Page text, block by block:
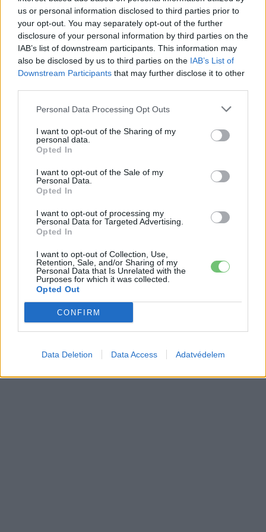
us or personal information disclosed to third parties prior to
your opt-out. You may separately opt-out of the further
disclosure of your personal information by third parties on the
IAB’s list of downstream participants. This information may
also be disclosed by us to third parties on the IAB’s List of
Downstream Participants that may further disclose it to other
Personal Data Processing Opt Outs
I want to opt-out of the Sharing of my
personal data.
Opted In
I want to opt-out of the Sale of my
Personal Data.
Opted In
I want to opt-out of processing my
Personal Data for Targeted Advertising.
Opted In
I want to opt-out of Collection, Use,
Retention, Sale, and/or Sharing of my
Personal Data that Is Unrelated with the
Purposes for which it was collected.
Opted Out
CONFIRM
Data Deletion Data Access Adatvédelem
Elektromos
autó
Smart #2 – kiderült az ár és a
végsebesség is
Tesla: visszatért a régi árazás a magyar
Supercharger-hálózaton